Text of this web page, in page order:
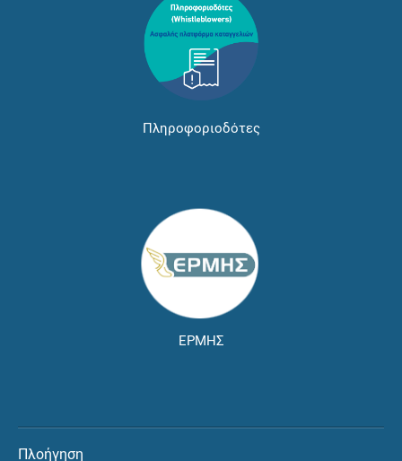
Πληροφοριοδότες
ΕΡΜΗΣ
Πλοήγηση